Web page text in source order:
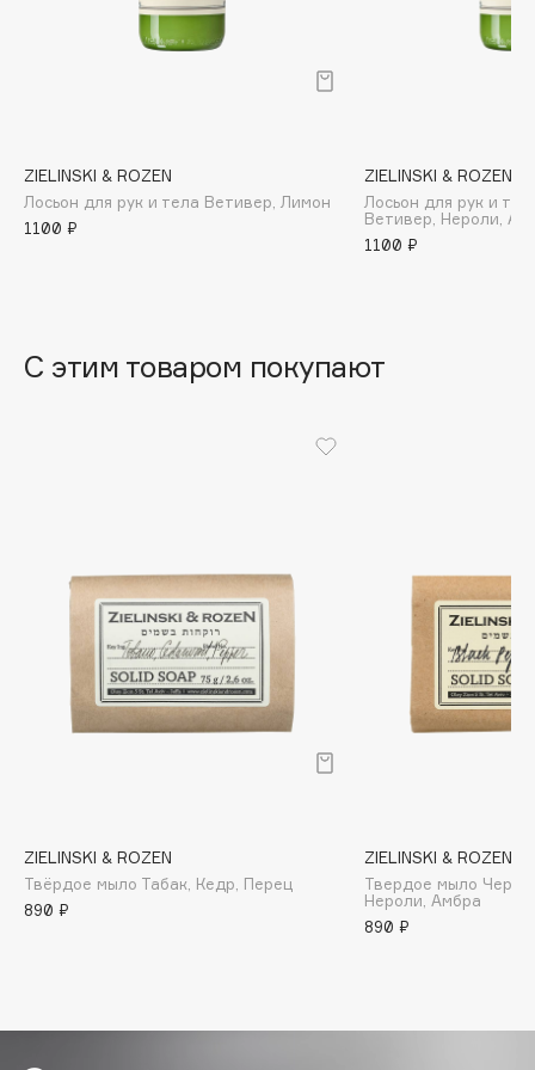
Banderas
Basicare
Batiste
beautyblender
Biorepair
Boadicea The Victorious
Bvlgari
by TERRY
ZIELINSKI & ROZEN
Лосьон для рук и тела Ветивер, Лимон
1100 ₽
ZIELINSKI & ROZEN
Лосьон для рук и
Ветивер, Нероли,
1100 ₽
С этим товаром покупают
ZIELINSKI & ROZEN
Твёрдое мыло Табак, Кедр, Перец
890 ₽
ZIELINSKI & ROZEN
Твердое мыло
Нероли, Амбра
890 ₽